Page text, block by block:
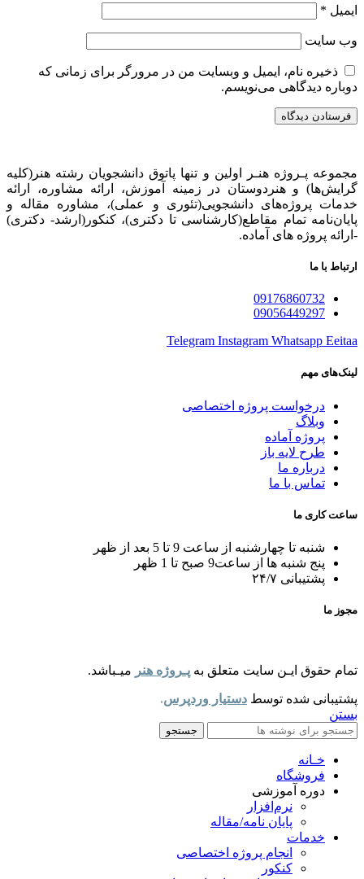
ایمیل *
وب‌ سایت
ذخیره نام، ایمیل و وبسایت من در مرورگر برای زمانی که
دوباره دیدگاهی می‌نویسم.
مجموعه پـروژه‌ هنـر اولین و تنها پاتوق دانشجویان رشته هنر(کلیه
گرایش‌ها) و هنردوستان در زمینه آموزش، ارائه‌ مشاوره‌، ارائه
خدمات پروژه‌های‌ دانشجویی(تئوری و عملی)، مشاوره مقاله و
پایان‌نامه تمام مقاطع(کارشناسی تا دکتری)، کنکور(ارشد- دکتری)
-ارائه پروژه های آماده.
ارتباط با ما
09176860732
09056449297
Telegram Instagram Whatsapp Eeitaa
لینک‌های مهم
درخواست پروژه اختصاصی
وبلاگ
پروژه آماده
طرح لایه باز
درباره ما
تماس با ما
ساعت کاری ما
شنبه تا چهارشنبه از ساعت 9 تا 5 بعد از ظهر
پنج شنبه ها از ساعت9 صبح تا 1 ظهر
پشتیبانی ۲۴/۷
مجوز ما
تمام حقوق ایـن سایت متعلق به پـروژه هنر میـباشد.
پشتیبانی شده توسط دستیار وردپرس.
بستن
جستجو
خـانه
فروشگاه
دوره آموزشی
نرم‌افزار
پایان نامه/مقاله
خدمات
انجام پروژه اختصاصی
کنکور